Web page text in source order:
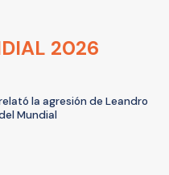
2026
la agresión de Leandro
Mundial